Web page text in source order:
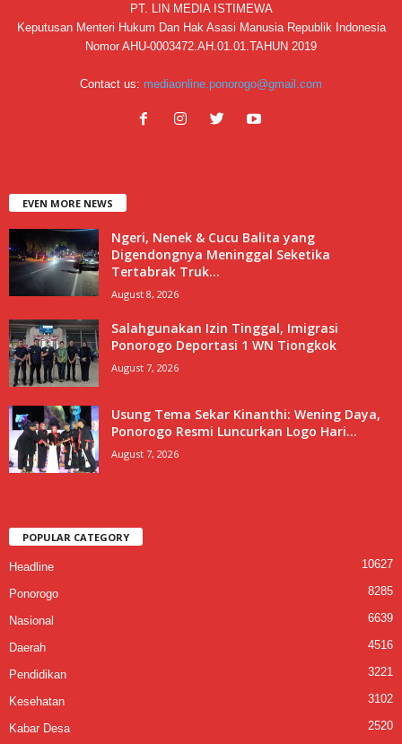
PT. LIN MEDIA ISTIMEWA
Keputusan Menteri Hukum Dan Hak Asasi Manusia Republik Indonesia
Nomor AHU-0003472.AH.01.01.TAHUN 2019
Contact us: mediaonline.ponorogo@gmail.com
EVEN MORE NEWS
Ngeri, Nenek & Cucu Balita yang
Digendongnya Meninggal Seketika
Tertabrak Truk...
August 8, 2026
Salahgunakan Izin Tinggal, Imigrasi
Ponorogo Deportasi 1 WN Tiongkok
August 7, 2026
Usung Tema Sekar Kinanthi: Wening Daya,
Ponorogo Resmi Luncurkan Logo Hari...
August 7, 2026
POPULAR CATEGORY
Headline 10627
Ponorogo 8285
Nasional 6639
Daerah 4516
Pendidikan 3221
Kesehatan 3102
Kabar Desa 2520